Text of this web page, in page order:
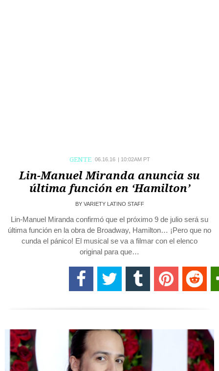
GENTE 06.16.16 10:02AM PT
Lin-Manuel Miranda anuncia su
última función en ‘Hamilton’
BY VARIETY LATINO STAFF
Lin-Manuel Miranda confirmó que el próximo 9 de julio será su
última función en la obra de Broadway, Hamilton… ¡Pero que no
cunda el pánico! El musical se va a filmar con el elenco
original para que…